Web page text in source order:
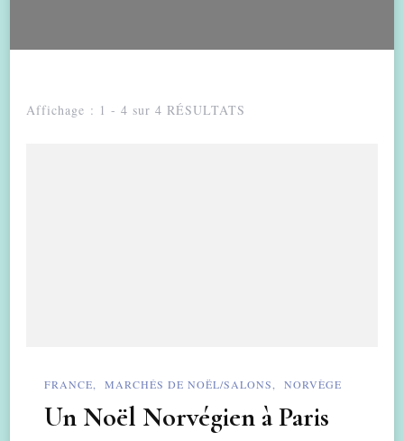
Affichage : 1 - 4 sur 4 RÉSULTATS
FRANCE MARCHÉS DE NOËL/SALONS NORVÈGE
Un Noël Norvégien à Paris